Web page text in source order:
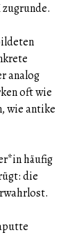
analog
oft wie
wie antike
häufig
die